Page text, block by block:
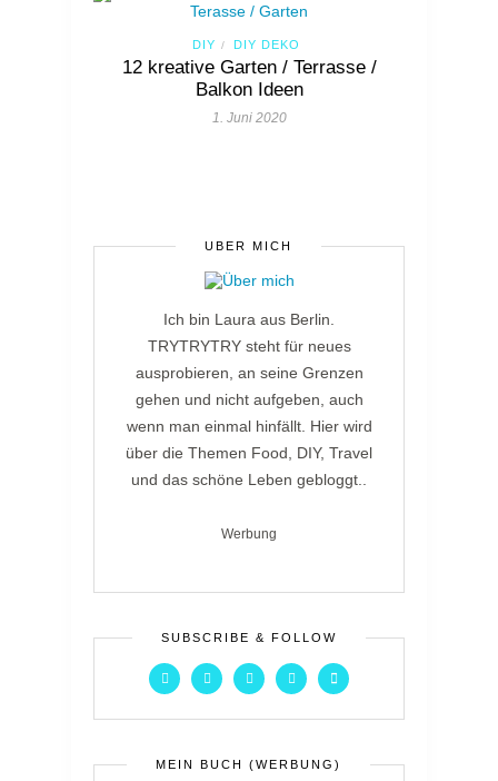
DIY / DIY DEKO
12 kreative Garten / Terrasse /
Balkon Ideen
1. Juni 2020
ÜBER MICH
Ich bin Laura aus Berlin.
TRYTRYTRY steht für neues
ausprobieren, an seine Grenzen
gehen und nicht aufgeben, auch
wenn man einmal hinfällt. Hier wird
über die Themen Food, DIY, Travel
und das schöne Leben gebloggt..
Werbung
SUBSCRIBE & FOLLOW
MEIN BUCH (WERBUNG)